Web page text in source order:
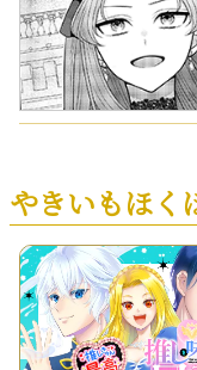
やきいもほく